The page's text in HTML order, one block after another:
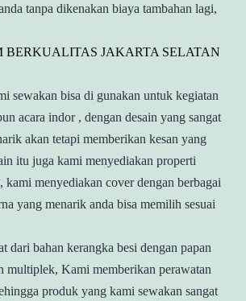
tanpa dikenakan biaya tambahan lagi,
BERKUALITAS JAKARTA SELATAN
sewakan bisa di gunakan untuk kegiatan
acara indor , dengan desain yang sangat
akan tetapi memberikan kesan yang
itu juga kami menyediakan properti
menyediakan cover dengan berbagai
yang menarik anda bisa memilih sesuai
dari bahan kerangka besi dengan papan
multiplek, Kami memberikan perawatan
produk yang kami sewakan sangat